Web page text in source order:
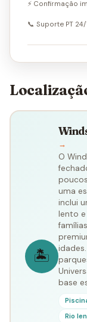
⚡ Confirmação
📞 Suporte PT
🏝️
→
O
uma
inclui
lento
base
Rio